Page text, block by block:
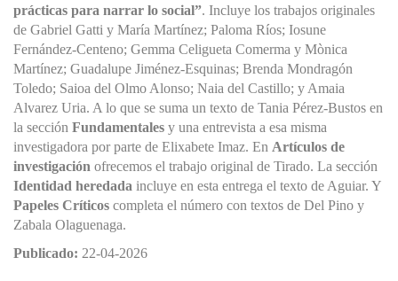
prácticas para narrar lo social”. Incluye los trabajos originales
de Gabriel Gatti y María Martínez; Paloma Ríos; Iosune
Fernández-Centeno; Gemma Celigueta Comerma y Mònica
Martínez; Guadalupe Jiménez-Esquinas; Brenda Mondragón
Toledo; Saioa del Olmo Alonso; Naia del Castillo; y Amaia
Alvarez Uria. A lo que se suma un texto de Tania Pérez-Bustos en
la sección Fundamentales y una entrevista a esa misma
investigadora por parte de Elixabete Imaz. En Artículos de
investigación ofrecemos el trabajo original de Tirado. La sección
Identidad heredada incluye en esta entrega el texto de Aguiar. Y
Papeles Críticos completa el número con textos de Del Pino y
Zabala Olaguenaga.
Publicado: 22-04-2026